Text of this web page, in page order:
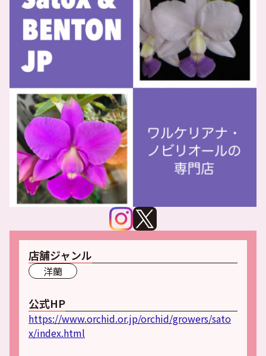
店舗ジャンル
洋蘭
公式HP
https://www.orchid.or.jp/orchid/growers/sato
x/index.html